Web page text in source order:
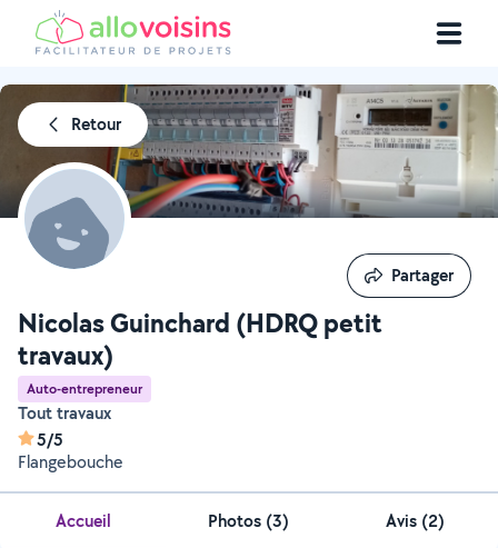
Retour
Nicolas Guinchard (HDRQ petit
travaux)
Auto-entrepreneur
Tout travaux
5/5
Flangebouche
Partager
Partager
Accueil Photos (3) Avis (2)